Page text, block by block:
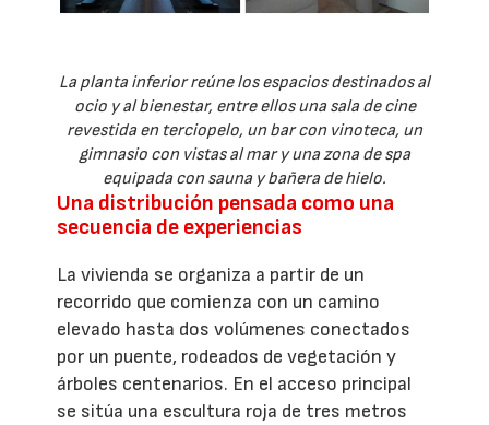
La planta inferior reúne los espacios destinados al
ocio y al bienestar, entre ellos una sala de cine
revestida en terciopelo, un bar con vinoteca, un
gimnasio con vistas al mar y una zona de spa
equipada con sauna y bañera de hielo.
Una distribución pensada como una
secuencia de experiencias
La vivienda se organiza a partir de un
recorrido que comienza con un camino
elevado hasta dos volúmenes conectados
por un puente, rodeados de vegetación y
árboles centenarios. En el acceso principal
se sitúa una escultura roja de tres metros